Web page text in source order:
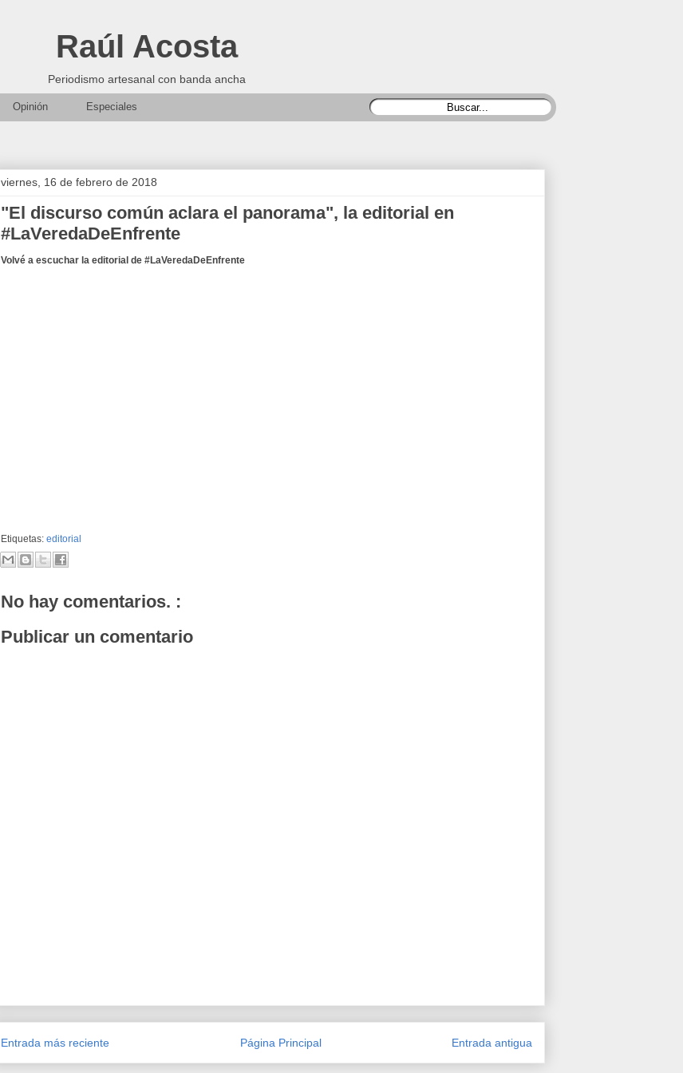
Raúl Acosta
Periodismo artesanal con banda ancha
Opinión Especiales
viernes, 16 de febrero de 2018
"El discurso común aclara el panorama", la editorial en
#LaVeredaDeEnfrente
Volvé a escuchar la editorial de #LaVeredaDeEnfrente
Etiquetas: editorial
No hay comentarios. :
Publicar un comentario
Entrada más reciente Entrada antigua
Página Principal